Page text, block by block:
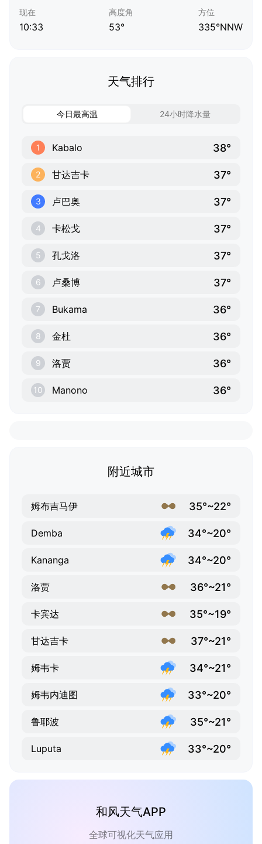
现在
10:33
高度角
53°
方位
335°NNW
天气排行
今日最高温 24小时降水量
1 Kabalo 38°
2 甘达吉卡 37°
3 卢巴奥 37°
4 卡松戈 37°
5 孔戈洛 37°
6 卢桑博 37°
7 Bukama 36°
8 金杜 36°
9 洛贾 36°
10 Manono 36°
附近城市
姆布吉马伊 35°~22°
Demba 34°~20°
Kananga 34°~20°
洛贾 36°~21°
卡宾达 35°~19°
甘达吉卡 37°~21°
姆韦卡 34°~21°
姆韦内迪图 33°~20°
鲁耶波 35°~21°
Luputa 33°~20°
和风天气APP
全球可视化天气应用